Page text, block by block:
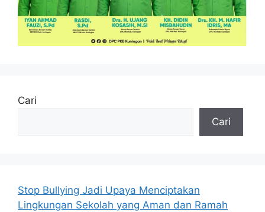
Cari
Cari
Stop Bullying Jadi Upaya Menciptakan
Lingkungan Sekolah yang Aman dan Ramah